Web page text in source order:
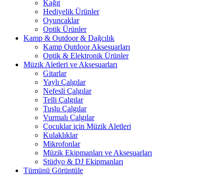
Kağıt
Hediyelik Ürünler
Oyuncaklar
Optik Ürünler
Kamp & Outdoor & Dağcılık
Kamp Outdoor Aksesuarları
Optik & Elektronik Ürünler
Müzik Aletleri ve Aksesuarları
Gitarlar
Yaylı Çalgılar
Nefesli Çalgılar
Telli Çalgılar
Tuşlu Çalgılar
Vurmalı Çalgılar
Çocuklar için Müzik Aletleri
Kulaklıklar
Mikrofonlar
Müzik Ekipmanları ve Aksesuarları
Stüdyo & DJ Ekipmanları
Tümünü Görüntüle